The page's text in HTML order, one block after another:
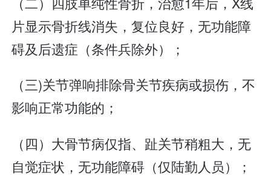
片显示骨折线消失，复位良好，无功能障
碍及后遗症（条件兵除外）；
（三)关节弹响排除骨关节疾病或损伤，不
影响正常功能的；
（四）大骨节病仅指、趾关节稍粗大，无
自觉症状，无功能障碍（仅陆勤人员）；